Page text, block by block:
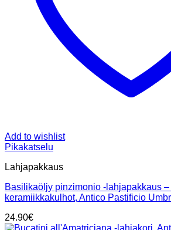
Add to wishlist
Pikakatselu
Lahjapakkaus
Basilikaöljy pinzimonio -lahjapakkaus
keramiikkakulhot, Antico Pastificio
24.90€